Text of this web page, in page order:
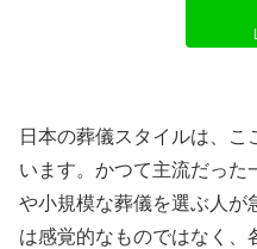
日本の葬儀スタイルは、こ
います。かつて主流だった
や小規模な葬儀を選ぶ人が
は感覚的なものではなく、